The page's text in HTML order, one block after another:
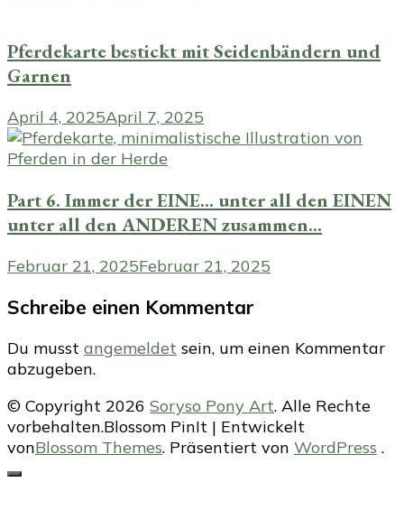
Pferdekarte bestickt mit Seidenbändern und
Garnen
April 4, 2025April 7, 2025
Part 6. Immer der EINE… unter all den EINEN
unter all den ANDEREN zusammen…
Februar 21, 2025Februar 21, 2025
Schreibe einen Kommentar
Du musst angemeldet sein, um einen Kommentar
abzugeben.
© Copyright 2026 Soryso Pony Art. Alle Rechte
vorbehalten.Blossom PinIt | Entwickelt
vonBlossom Themes. Präsentiert von WordPress .